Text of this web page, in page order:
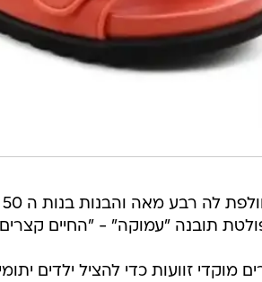
תובנה "עמוקה" - "החיים
מוקדי זוועות כדי להציל ילדים